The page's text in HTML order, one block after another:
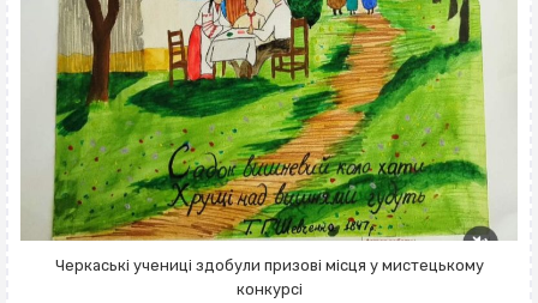
Черкаські учениці здобули призові місця у мистецькому
конкурсі